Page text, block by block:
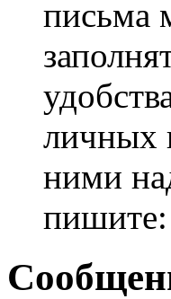
письма
личных
ними